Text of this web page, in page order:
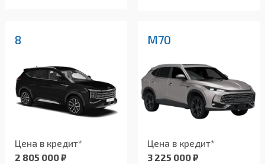
8
Цена в кредит*
2 805 000 ₽
М70
Цена в кредит*
3 225 000 ₽